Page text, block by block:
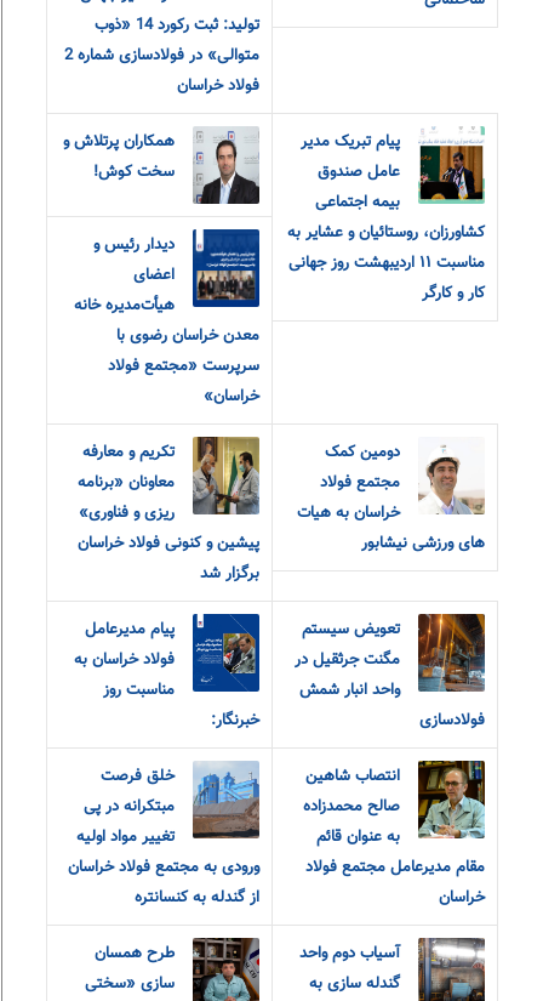
تولید: ثبت رکورد 14 «ذوب
متوالی» در فولادسازی شماره 2
فولاد خراسان
پیام تبریک مدیر
عامل صندوق
بیمه اجتماعی
کشاورزان، روستائیان و عشایر به
مناسبت ۱۱ اردیبهشت روز جهانی
کار و کارگر
همکاران پرتلاش و
سخت کوش!
دیدار رئیس و
اعضای
هیأت‌مدیره خانه
معدن خراسان رضوی با
سرپرست «مجتمع فولاد
خراسان»
دومین کمک
مجتمع فولاد
خراسان به هیات
های ورزشی نیشابور
تکریم و معارفه
معاونان «برنامه
ریزی و فناوری»
پیشین و کنونی فولاد خراسان
برگزار شد
تعویض سیستم
مگنت جرثقیل در
واحد انبار شمش
فولادسازی
پیام مدیرعامل
فولاد خراسان به
مناسبت روز
خبرنگار:
انتصاب شاهین
صالح محمدزاده
به عنوان قائم
مقام مدیرعامل مجتمع فولاد
خراسان
خلق فرصت
مبتکرانه در پی
تغییر مواد اولیه
ورودی به مجتمع فولاد خراسان
از گندله به کنسانتره
آسیاب دوم واحد
گندله سازی به
طرح همسان
سازی «سختی